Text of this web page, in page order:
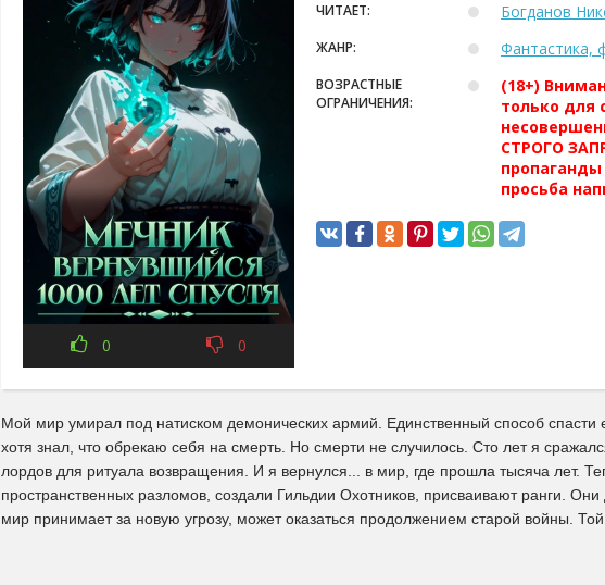
0 0
ЧИТАЕТ: Богданов
ЖАНР: Фантастика,
ВОЗРАСТНЫЕ
ОГРАНИЧЕНИЯ:
(18+)
только для
СТРОГО
просьба
Мой мир умирал под натиском демонических армий. Единственный способ спасти
хотя знал, что обрекаю себя на смерть. Но смерти не случилось. Сто лет я
лордов для ритуала возвращения. И я вернулся... в мир, где прошла тысяча лет.
пространственных разломов, создали Гильдии Охотников, присваивают ранги.
мир принимает за новую угрозу, может оказаться продолжением старой войны.